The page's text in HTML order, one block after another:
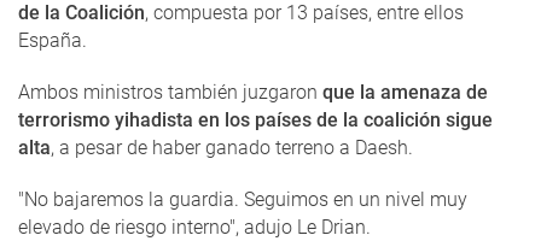
de la Coalición, compuesta por 13 países, entre ellos
España.
Ambos ministros también juzgaron que la amenaza de
terrorismo yihadista en los países de la coalición sigue
alta, a pesar de haber ganado terreno a Daesh.
"No bajaremos la guardia. Seguimos en un nivel muy
elevado de riesgo interno", adujo Le Drian.